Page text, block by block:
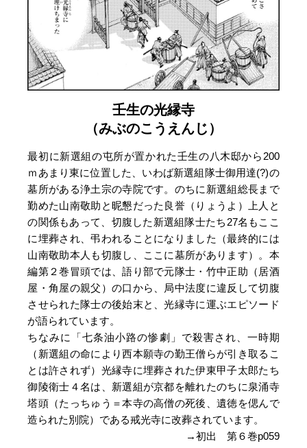
壬生の光縁寺
（みぶのこうえんじ）
最初に新選組の屯所が置かれた壬生の八木邸から200
ｍあまり東に位置した、いわば新選組隊士御用達(?)の
墓所がある浄土宗の寺院です。のちに新選組総長まで
勤めた山南敬助と昵懇だった良誉（りょうよ）上人と
の関係もあって、切腹した新選組隊士たち27名もここ
に埋葬され、弔われることになりました（最終的には
山南敬助本人も切腹し、ここに墓所があります）。本
編第２巻冒頭では、語り部で元隊士・竹中正助（居酒
屋・角屋の親父）の口から、局中法度に違反して切腹
させられた隊士の後始末と、光縁寺に運ぶエピソード
が語られています。
ちなみに「七条油小路の惨劇」で殺害され、一時期
（新選組の命により西本願寺の勤王僧らが引き取るこ
とは許されず）光縁寺に埋葬された伊東甲子太郎たち
御陵衛士４名は、新選組が京都を離れたのちに泉涌寺
塔頭（たっちゅう＝本寺の高僧の死後、遺徳を偲んで
造られた別院）である戒光寺に改葬されています。
→初出 第６巻p059